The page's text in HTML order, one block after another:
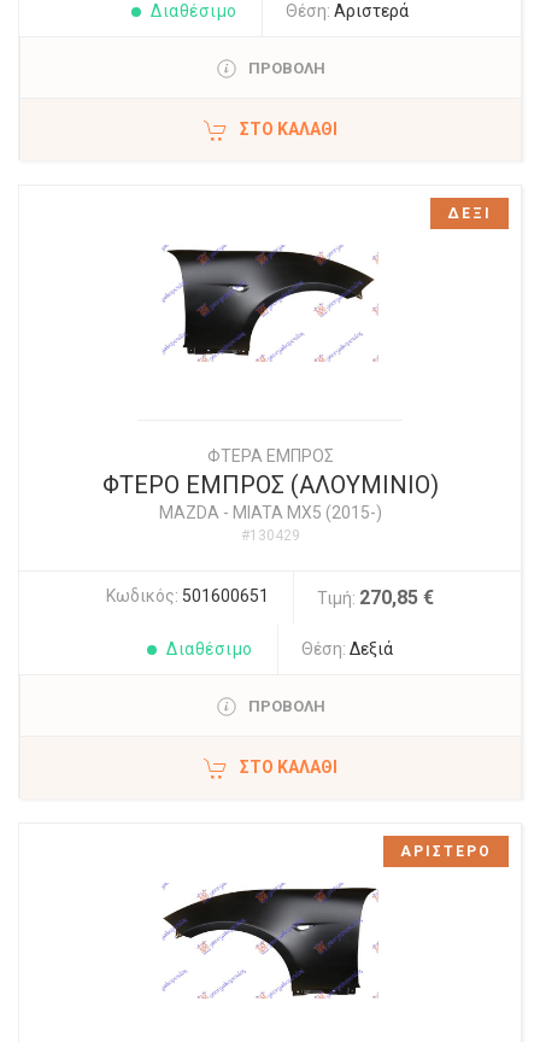
Διαθέσιμο Θέση: Αριστερά
ΠΡΟΒΟΛΗ
ΣΤΟ ΚΑΛΆΘΙ
ΦΤΕΡΑ ΕΜΠΡΟΣ
ΦΤΕΡΟ ΕΜΠΡΟΣ (ΑΛΟΥΜΙΝΙΟ)
MAZDA- MIATA MX5 (2015-)
#130429
Κωδικός: 501600651 Τιμή: 270,85 €
Διαθέσιμο Θέση: Δεξιά
ΠΡΟΒΟΛΗ
ΣΤΟ ΚΑΛΆΘΙ
ΔΕΞΙ
ΑΡΙΣΤΕΡΟ